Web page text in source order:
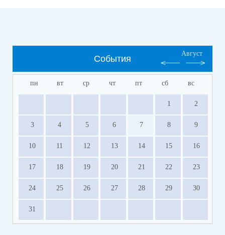
События
Август
пн вт ср чт пт сб вс
1 2
3 4 5 6 7 8 9
10 11 12 13 14 15 16
17 18 19 20 21 22 23
24 25 26 27 28 29 30
31